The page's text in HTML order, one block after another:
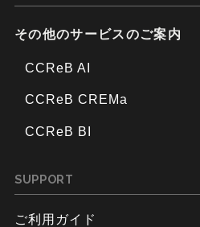
その他のサービスのご案内
CCReB AI
CCReB CREMa
CCReB BI
SUPPORT
ご利用ガイド